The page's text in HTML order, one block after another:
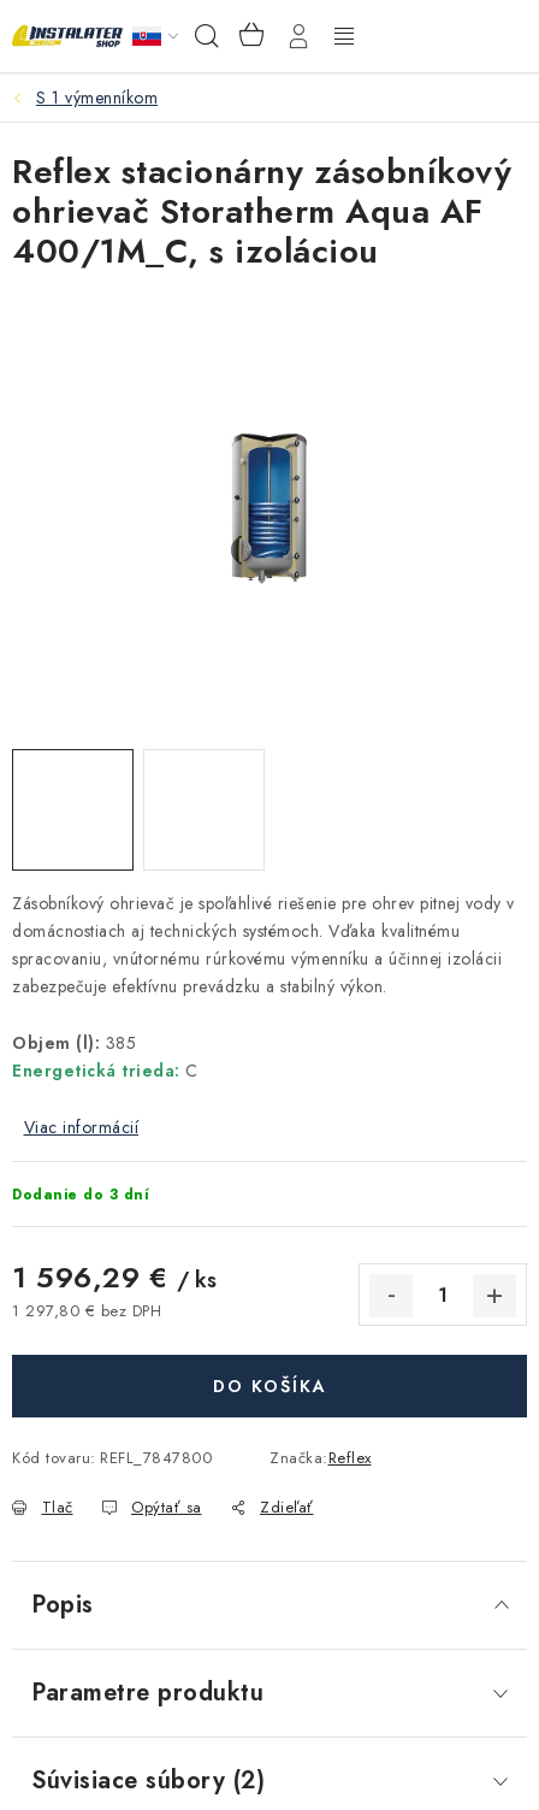
na
Hľadať NÁKUPNÝ
KOŠÍK
Meranie a regulácia
Kúrenie a chladenie
Filtrovanie a úprava vody
Kúpeľňa a sanita
VEĽKOOBCHOD
AKO VYBRAŤ?
PREDAJŇA - RAKOVÁ
Kontakty Poštovné a doprava
Obchodné podmienky
Reklamačné podmienky
Podmienky ochrany osobných údajov
Obchodné podmienky požičovne náradia
Moja objednávka
S 1 výmenníkom
Zásobníkový ohrievač je spoľahlivé riešenie pre ohrev pitnej vody v
domácnostiach aj technických systémoch. Vďaka kvalitnému
spracovaniu, vnútornému rúrkovému výmenníku a účinnej izolácii
zabezpečuje efektívnu prevádzku a stabilný výkon.
Objem (l): 385
Energetická trieda: C
Viac informácií
Dodanie do 3 dní
1 596,29 € / ks
1 297,80 € bez DPH
DO KOŠÍKA
Kód tovaru: REFL_7847800 Značka:Reflex
Tlač Opýtať sa Zdieľať
Reflex stacionárny zásobníkový
ohrievač Storatherm Aqua AF
400/1M_C, s izoláciou
Popis
Parametre produktu
Súvisiace súbory (2)